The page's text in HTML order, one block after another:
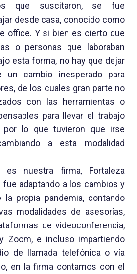
que suscitaron, se fue
desde casa, conocido como
office. Y si bien es cierto que
o personas que laboraban
esta forma, no hay que dejar
cambio inesperado para
de los cuales gran parte no
con las herramientas o
para llevar el trabajo
por lo que tuvieron que irse
a esta modalidad
nuestra firma, Fortaleza
fue adaptando a los cambios y
la propia pandemia, contando
modalidades de asesorías,
de videoconferencia,
Zoom, e incluso impartiendo
de llamada telefónica o vía
en la firma contamos con el